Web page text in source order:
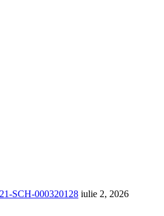
SCH-000320128 iulie 2, 2026